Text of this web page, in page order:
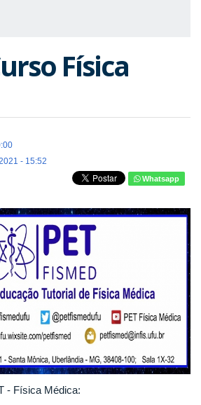
Física
- 15:52
Whatsapp
- Física Médica: